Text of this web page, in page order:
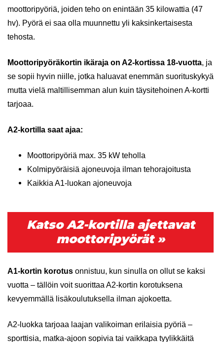
moottoripyöriä, joiden teho on enintään 35 kilowattia (47
hv). Pyörä ei saa olla muunnettu yli kaksinkertaisesta
tehosta.
Moottoripyöräkortin ikäraja on A2-kortissa 18-vuotta, ja
se sopii hyvin niille, jotka haluavat enemmän suorituskykyä
mutta vielä maltillisemman alun kuin täysitehoinen A-kortti
tarjoaa.
A2-kortilla saat ajaa:
Moottoripyöriä max. 35 kW teholla
Kolmipyöräisiä ajoneuvoja ilman tehorajoitusta
Kaikkia A1-luokan ajoneuvoja
Katso A2-kortilla ajettavat
moottoripyörät »
A1-kortin korotus onnistuu, kun sinulla on ollut se kaksi
vuotta – tällöin voit suorittaa A2-kortin korotuksena
kevyemmällä lisäkoulutuksella ilman ajokoetta.
A2-luokka tarjoaa laajan valikoiman erilaisia pyöriä –
sporttisia, matka-ajoon sopivia tai vaikkapa tyylikkäitä